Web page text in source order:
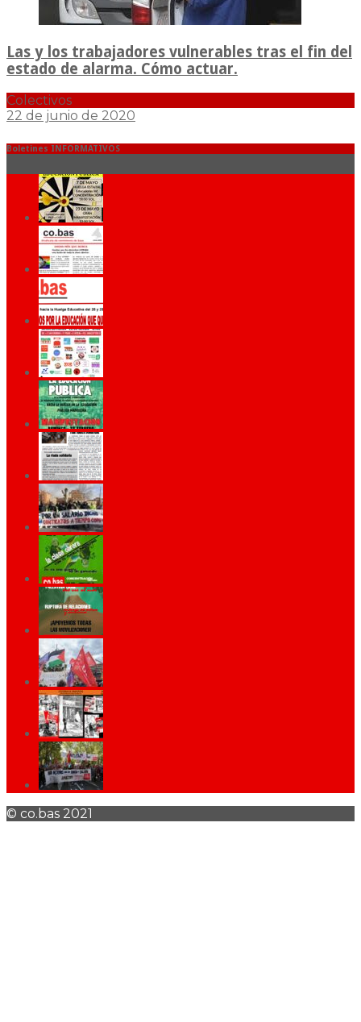
Las y los trabajadores vulnerables tras el fin del
estado de alarma. Cómo actuar.
Colectivos
22 de junio de 2020
Boletines INFORMATIVOS
© co.bas 2021